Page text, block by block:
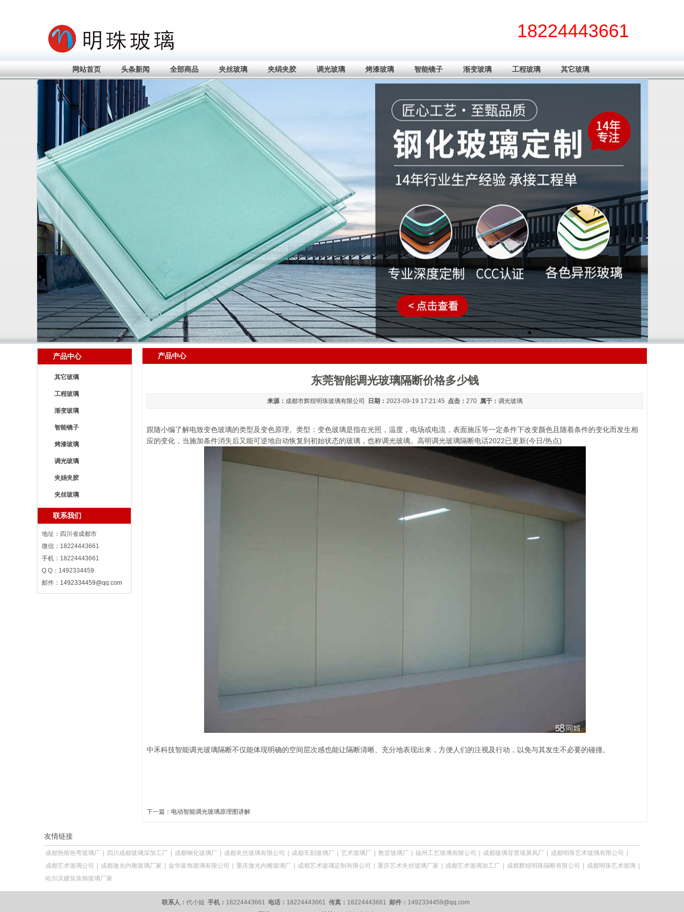
18224443661
网站首页 头条新闻 全部商品 夹丝玻璃 夹绢夹胶 调光玻璃 烤漆玻璃 智能镜子 渐变玻璃 工程玻璃 其它玻璃
产品中心
其它玻璃
工程玻璃
渐变玻璃
智能镜子
烤漆玻璃
调光玻璃
夹娟夹胶
夹丝玻璃
联系我们
地址：四川省成都市
微信：18224443661
手机：18224443661
Q Q：1492334459
邮件： 1492334459@qq.com
产品中心
东莞智能调光玻璃隔断价格多少钱
来源： 成都市辉煌明珠玻璃有限公司 日期： 2023-09-19 17:21:45 点击： 270 属于： 调光玻璃
跟随小编了解电致变色玻璃的类型及变色原理。类型：变色玻璃是指在光照，温度，电场或电流，表面施压等一定条件下改变颜色且随着条件的变化而发生相
应的变化，当施加条件消失后又能可逆地自动恢复到初始状态的玻璃，也称调光玻璃。高明调光玻璃隔断电话2022已更新(今日/热点)
中禾科技智能调光玻璃隔断不仅能体现明确的空间层次感也能让隔断清晰、充分地表现出来，方便人们的注视及行动，以免与其发生不必要的碰撞。
下一篇： 电动智能调光玻璃原理图讲解
友情链接
成都热熔热弯玻璃厂 四川成都玻璃深加工厂 成都钢化玻璃厂 成都夹丝玻璃有限公司 成都车刻玻璃厂 艺术玻璃厂 教堂玻璃厂 福州工艺玻璃有限公司 成都玻璃背景墙屏风厂 成都明珠艺术玻璃有限公司
成都艺术玻璃公司
成都激光内雕玻璃厂家 金华装饰玻璃有限公司 重庆激光内雕玻璃厂 成都艺术玻璃定制有限公司 重庆艺术夹丝玻璃厂家 成都艺术玻璃加工厂 成都辉煌明珠隔断有限公司 成都明珠艺术玻璃
哈尔滨建筑装饰玻璃厂家
联系人： 代小姐 手机： 18224443661 电话： 18224443661 传真： 18224443661 邮件： 1492334459@qq.com